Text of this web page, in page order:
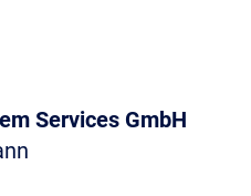
Services GmbH